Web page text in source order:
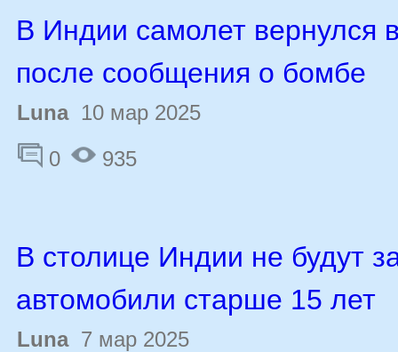
В Индии самолет вернулся
после сообщения о бомбе
Luna10 мар 2025
0
935
В столице Индии не будут
автомобили старше 15 лет
Luna7 мар 2025